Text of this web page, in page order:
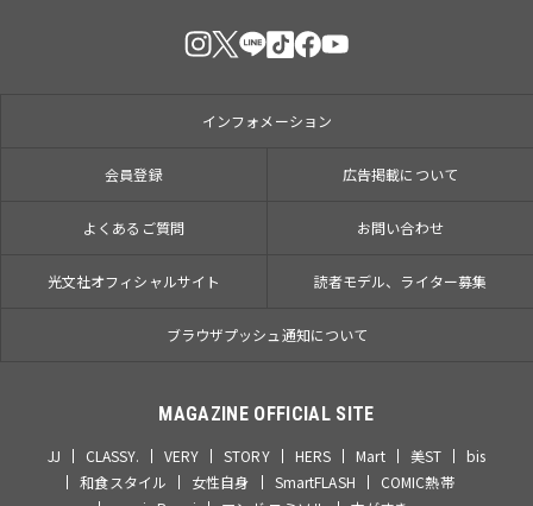
インフォメーション
会員登録 広告掲載について
よくあるご質問 お問い合わせ
光文社オフィシャルサイト 読者モデル、ライター募集
ブラウザプッシュ通知について
MAGAZINE OFFICIAL SITE
JJ CLASSY. VERY STORY HERS Mart 美ST
bis
和食スタイル
女性自身 SmartFLASH
COMIC熱帯